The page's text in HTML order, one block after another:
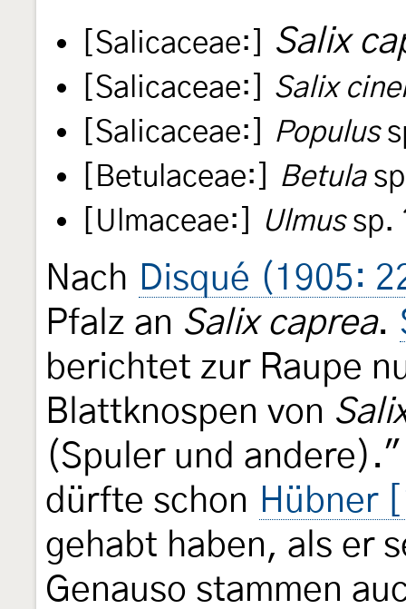
[Salicaceae:] Salix
[Salicaceae:]
Salix
[Salicaceae:]
Populus
[Betulaceae:]
Betula
[Ulmaceae:]
Ulmussp.
Nach Disqué (1905:
Pfalz an Salix caprea.
berichtet zur Raupe
Blattknospen von
(Spuler und
dürfte schon Hübner
gehabt haben, als er
Genauso stammen